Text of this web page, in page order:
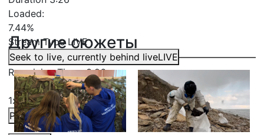
Loaded:
7.44%
Stream TypeLIVE
Seek to live, currently behind liveLIVE
Remaining Time-3:26
1x
Playback Rate
Другие сюжеты